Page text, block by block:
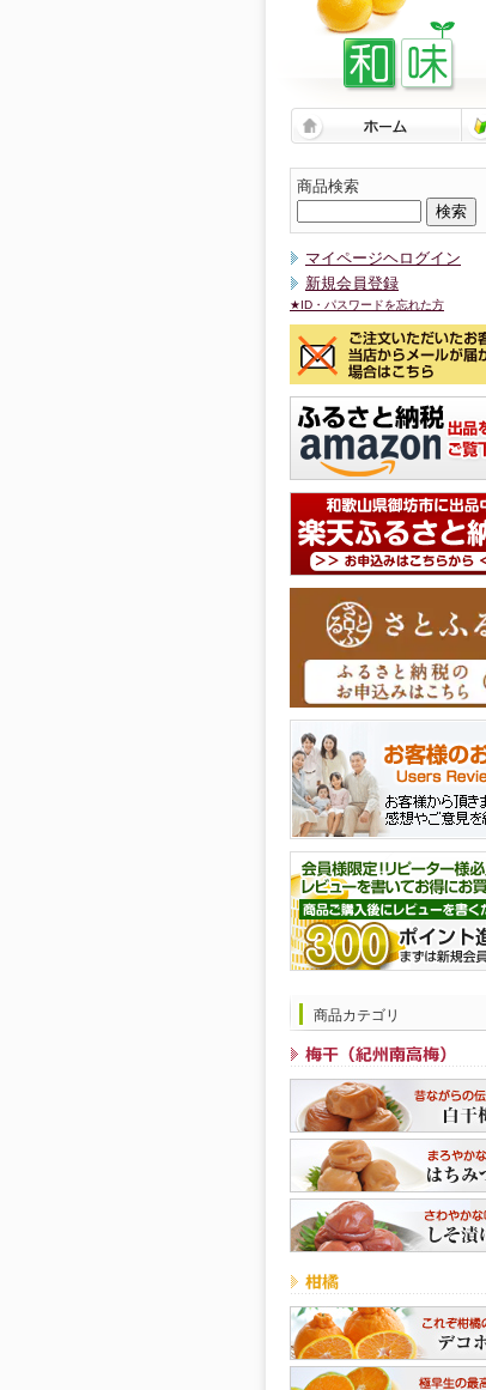
商品検索
マイページヘログイン
新規会員登録
★ID・パスワードを忘れた方
商品カテゴリ